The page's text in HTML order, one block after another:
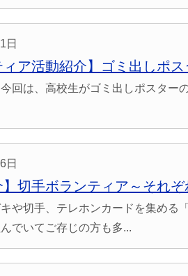
日
ィア活動紹介】ゴミ出しポ
回は、高校生がゴミ出しポスター
日
】切手ボランティア～それ
や切手、テレホンカードを集める
でいてご存じの方も多...